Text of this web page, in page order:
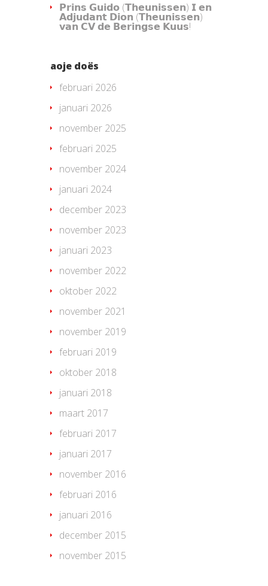
𝗣𝗿𝗶𝗻𝘀 𝗚𝘂𝗶𝗱𝗼 (𝗧𝗵𝗲𝘂𝗻𝗶𝘀𝘀𝗲𝗻) 𝗜 𝗲𝗻
𝗔𝗱𝗷𝘂𝗱𝗮𝗻𝘁 𝗗𝗶𝗼𝗻 (𝗧𝗵𝗲𝘂𝗻𝗶𝘀𝘀𝗲𝗻)
𝘃𝗮𝗻 𝗖𝗩 𝗱𝗲 𝗕𝗲𝗿𝗶𝗻𝗴𝘀𝗲 𝗞𝘂𝘂𝘀!
aoje doës
februari 2026
januari 2026
november 2025
februari 2025
november 2024
januari 2024
december 2023
november 2023
januari 2023
november 2022
oktober 2022
november 2021
november 2019
februari 2019
oktober 2018
januari 2018
maart 2017
februari 2017
januari 2017
november 2016
februari 2016
januari 2016
december 2015
november 2015